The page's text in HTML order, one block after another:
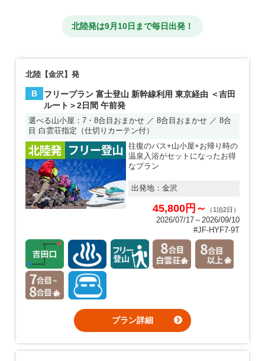
北陸発は9月10日まで毎日出発！
北陸【金沢】発
B
フリープラン 富士登山 新幹線利用 東京経由 ＜吉田
ルート＞2日間 午前発
選べる山小屋：7・8合目おまかせ ／ 8合目おまかせ ／ 8合
目 白雲荘指定（仕切りカーテン付）
往復のバス+山小屋+お帰り時の
温泉入浴がセットになったお得
なプラン
出発地： 金沢
45,800円～ （1泊2日）
2026/07/17～2026/09/10
#JF-HYF7-9T
プラン詳細